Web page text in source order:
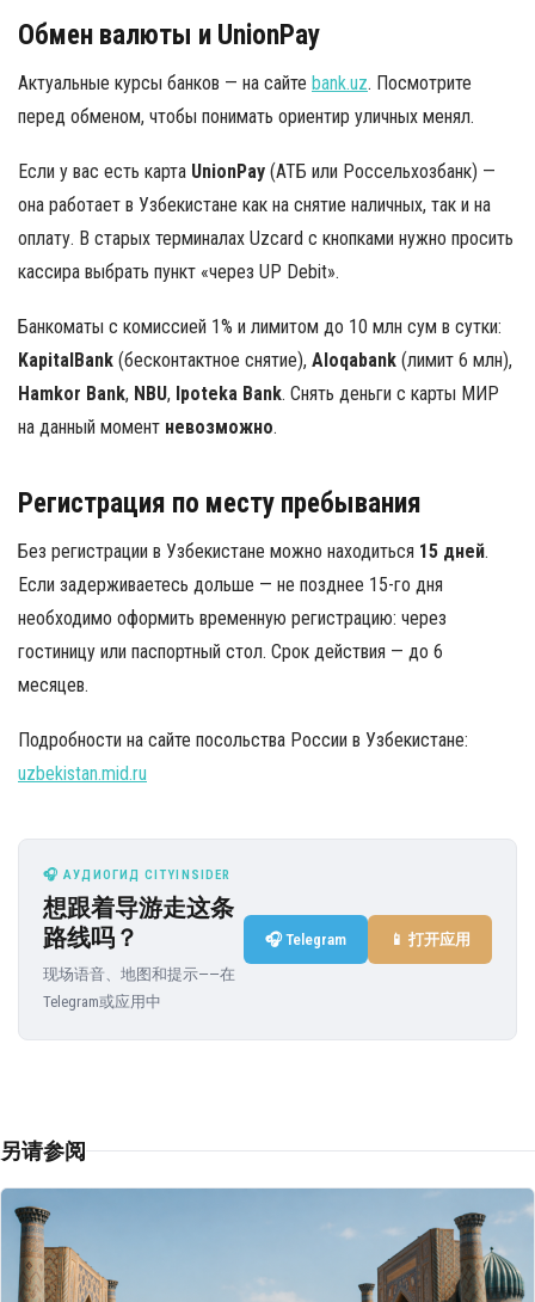
Обмен валюты и UnionPay
Актуальные курсы банков — на сайте bank.uz. Посмотрите
перед обменом, чтобы понимать ориентир уличных менял.
Если у вас есть карта UnionPay (АТБ или Россельхозбанк) —
она работает в Узбекистане как на снятие наличных, так и на
оплату. В старых терминалах Uzcard с кнопками нужно просить
кассира выбрать пункт «через UP Debit».
Банкоматы с комиссией 1% и лимитом до 10 млн сум в сутки:
KapitalBank (бесконтактное снятие), Aloqabank (лимит 6 млн),
Hamkor Bank, NBU, Ipoteka Bank. Снять деньги с карты МИР
на данный момент невозможно.
Регистрация по месту пребывания
Без регистрации в Узбекистане можно находиться 15 дней.
Если задерживаетесь дольше — не позднее 15-го дня
необходимо оформить временную регистрацию: через
гостиницу или паспортный стол. Срок действия — до 6
месяцев.
Подробности на сайте посольства России в Узбекистане:
uzbekistan.mid.ru
🎧 АУДИОГИД CITYINSIDER
想跟着导游走这条
路线吗？
现场语音、地图和提示——在
Telegram或应用中
🎧 Telegram 📱 打开应用
另请参阅